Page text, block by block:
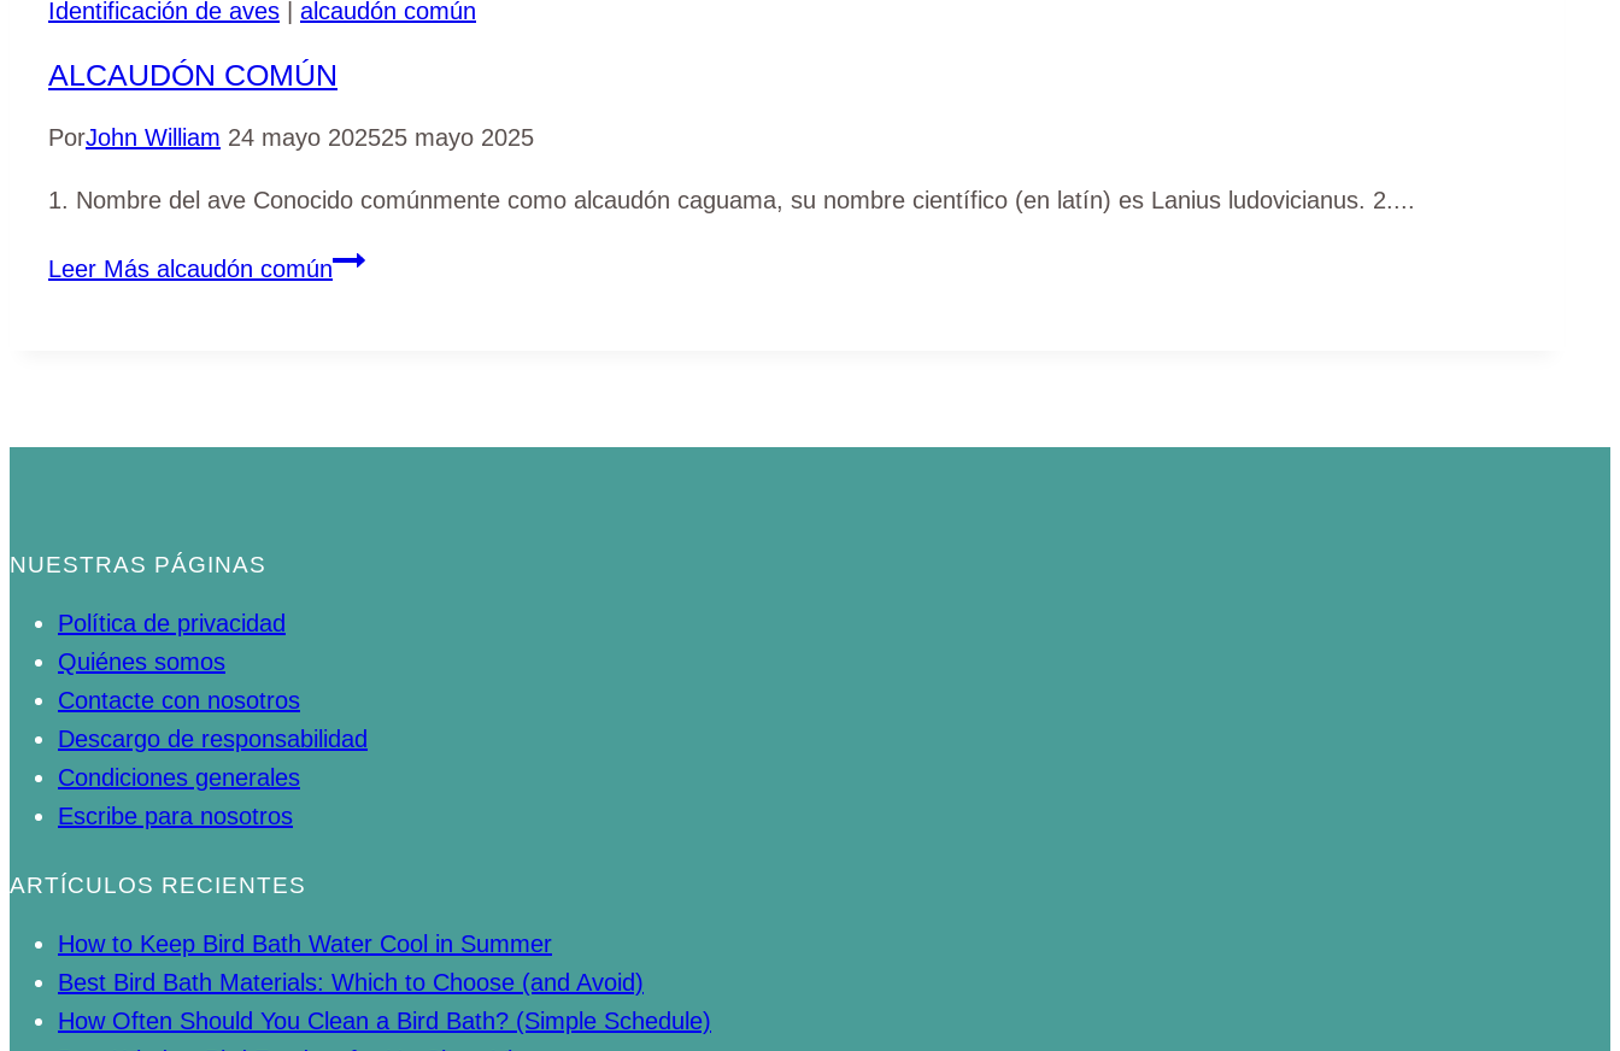
Identificación de aves alcaudón común
ALCAUDÓN COMÚN
PorJohn William 24 mayo 202525 mayo 2025
1. Nombre del ave Conocido comúnmente como alcaudón caguama, su nombre científico (en latín) es Lanius ludovicianus. 2....
Leer Más alcaudón común
NUESTRAS PÁGINAS
Política de privacidad
Quiénes somos
Contacte con nosotros
Descargo de responsabilidad
Condiciones generales
Escribe para nosotros
ARTÍCULOS RECIENTES
How to Keep Bird Bath Water Cool in Summer
Best Bird Bath Materials: Which to Choose (and Avoid)
How Often Should You Clean a Bird Bath? (Simple Schedule)